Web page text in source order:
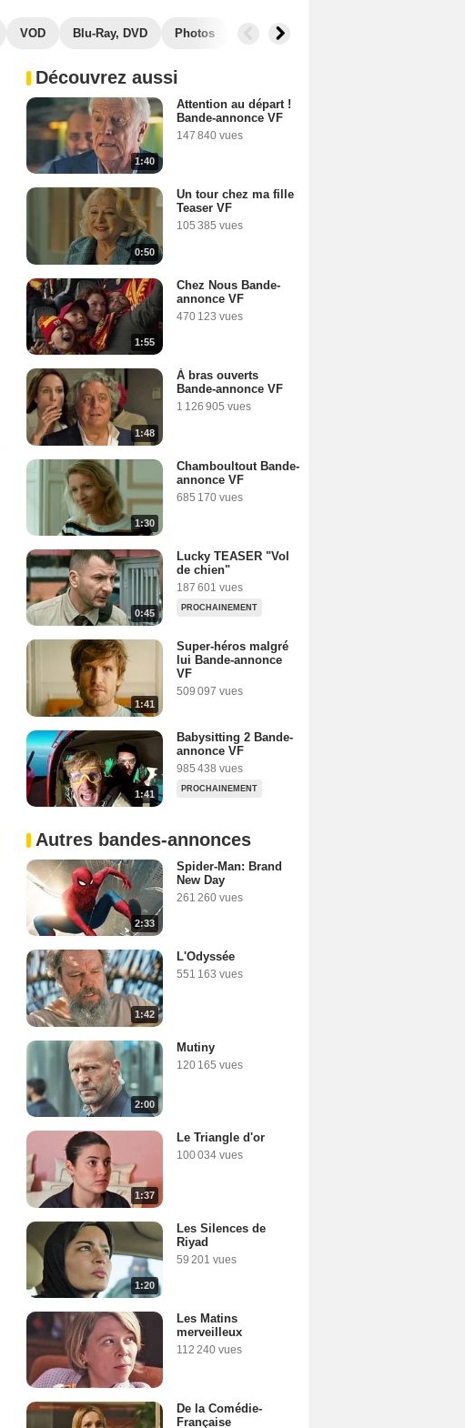
VOD Blu-Ray, DVD Photos Secrets de tournage
Découvrez aussi
1:40
Attention au départ !
Bande-annonce VF
147 840 vues
0:50
Un tour chez ma fille
Teaser VF
105 385 vues
1:55
Chez Nous Bande-
annonce VF
470 123 vues
1:48
À bras ouverts
Bande-annonce VF
1 126 905 vues
1:30
Chamboultout Bande-
annonce VF
685 170 vues
0:45
Lucky TEASER "Vol
de chien"
187 601 vues
PROCHAINEMENT
1:41
Super-héros malgré
lui Bande-annonce
VF
509 097 vues
1:41
Babysitting 2 Bande-
annonce VF
985 438 vues
PROCHAINEMENT
Autres bandes-annonces
2:33
Spider-Man: Brand
New Day
261 260 vues
1:42
L'Odyssée
551 163 vues
2:00
Mutiny
120 165 vues
1:37
Le Triangle d'or
100 034 vues
1:20
Les Silences de
Riyad
59 201 vues
Les Matins
merveilleux
112 240 vues
De la Comédie-
Française